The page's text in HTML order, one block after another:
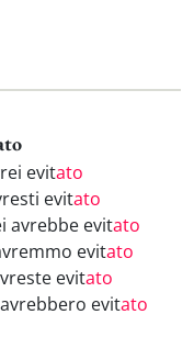
evitato
evitato
avrebbe evitato
evitato
evitato
evitato